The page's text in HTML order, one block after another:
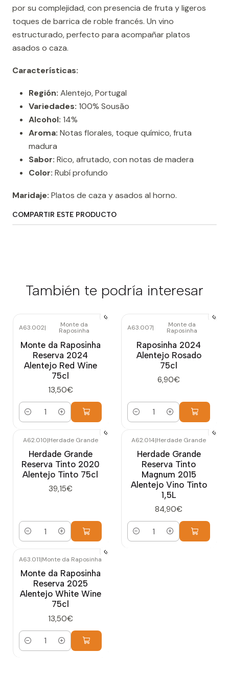
por su complejidad, con presencia de fruta y ligeros
toques de barrica de roble francés. Un vino
estructurado, perfecto para acompañar platos
asados o caza.
Características:
Región: Alentejo, Portugal
Variedades: 100% Sousão
Alcohol: 14%
Aroma: Notas florales, toque químico, fruta
madura
Sabor: Rico, afrutado, con notas de madera
Color: Rubí profundo
Maridaje: Platos de caza y asados al horno.
COMPARTIR ESTE PRODUCTO
También te podría interesar
A63.002| Monte da
Raposinha
Monte da Raposinha
Reserva 2024
Alentejo Red Wine
75cl
13,50€
Cantidad
A63.007| Monte da
Raposinha
Raposinha 2024
Alentejo Rosado
75cl
6,90€
Cantidad
A62.010|Herdade Grande
Herdade Grande
Reserva Tinto 2020
Alentejo Tinto 75cl
39,15€
Cantidad
A62.014|Herdade Grande
Herdade Grande
Reserva Tinto
Magnum 2015
Alentejo Vino Tinto
1,5L
84,90€
Cantidad
A63.011|Monte da Raposinha
Monte da Raposinha
Reserva 2025
Alentejo White Wine
75cl
13,50€
Cantidad